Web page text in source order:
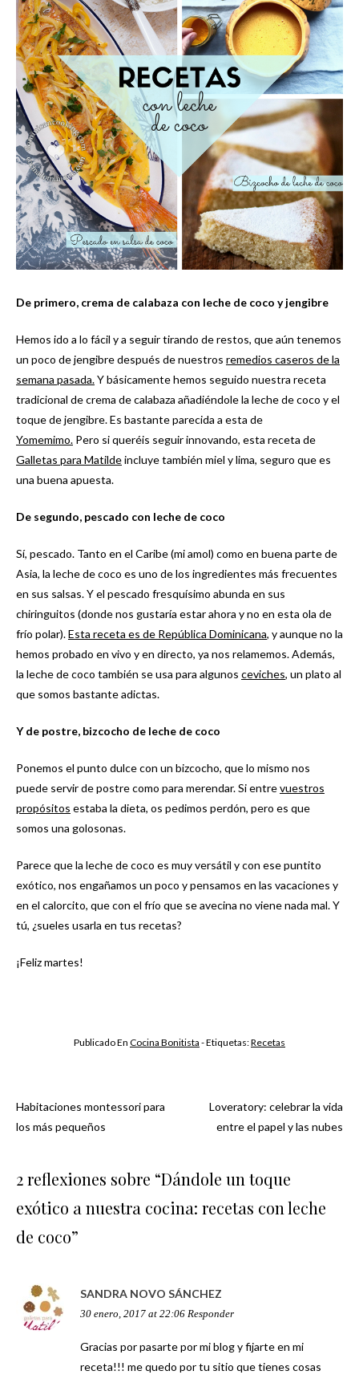
De primero, crema de calabaza con leche de coco y jengibre
Hemos ido a lo fácil y a seguir tirando de restos, que aún tenemos
un poco de jengibre después de nuestros remedios caseros de la
semana pasada.Y básicamente hemos seguido nuestra receta
tradicional de crema de calabaza añadiéndole la leche de coco y el
toque de jengibre. Es bastante parecida a esta de
Yomemimo. Pero si queréis seguir innovando, esta receta de
Galletas para Matildeincluye también miel y lima, seguro que es
una buena apuesta.
De segundo, pescado con leche de coco
Sí, pescado. Tanto en el Caribe (mi amol) como en buena parte de
Asia, la leche de coco es uno de los ingredientes más frecuentes
en sus salsas. Y el pescado fresquísimo abunda en sus
chiringuitos (donde nos gustaría estar ahora y no en esta ola de
frío polar).Esta receta es de República Dominicana, y aunque no la
hemos probado en vivo y en directo, ya nos relamemos. Además,
la leche de coco también se usa para algunos ceviches, un plato al
que somos bastante adictas.
Y de postre, bizcocho de leche de coco
Ponemos el punto dulce con un bizcocho, que lo mismo nos
puede servir de postre como para merendar. Si entrevuestros
propósitos estaba la dieta, os pedimos perdón, pero es que
somos una golosonas.
Parece que la leche de coco es muy versátil y con ese puntito
exótico, nos engañamos un poco y pensamos en las vacaciones y
en el calorcito, que con el frío que se avecina no viene nada mal. Y
tú, ¿sueles usarla en tus recetas?
¡Feliz martes!
Publicado En Cocina Bonitista - Etiquetas:Recetas
Navegación
entradas
Habitaciones montessori para
los más pequeños
Loveratory: celebrar la vida
entre el papel y las nubes
2 reflexiones sobre “Dándole un toque
exótico a nuestra cocina: recetas con leche
de coco”
SANDRA NOVO SÁNCHEZ
30 enero, 2017 at 22:06 Responder
Gracias por pasarte por mi blog y fijarte en mi
receta!!! me quedo por tu sitio que tienes cosas